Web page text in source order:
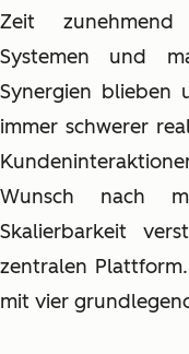
Zeit
Systemen und
Synergien blieben
immer schwerer
Wunsch nach
Skalierbarkeit
zentralen
mit vier